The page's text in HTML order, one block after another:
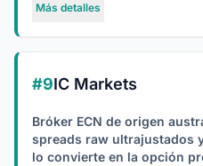
Más detalles
#9IC Markets
Bróker ECN de origen
spreads raw ultrajustados
lo convierte en la opción